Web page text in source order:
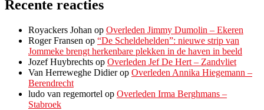
Recente reacties
Royackers Johan op Overleden Jimmy Dumolin – Ekeren
Roger Fransen op “De Scheldehelden”: nieuwe strip van
Jommeke brengt herkenbare plekken in de haven in beeld
Jozef Huybrechts op Overleden Jef De Hert – Zandvliet
Van Herreweghe Didierop Overleden Annika Hiegemann –
Berendrecht
ludo van regemortel op Overleden Irma Berghmans –
Stabroek